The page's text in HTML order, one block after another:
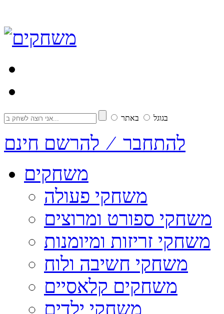
בגוגל באתר
להתחבר ⁄ להרשם חינם
משחקים
משחקי פעולה
משחקי ספורט ומרוצים
משחקי זריזות ומיומנות
משחקי חשיבה ולוח
משחקים קלאסיים
משחקי ילדים